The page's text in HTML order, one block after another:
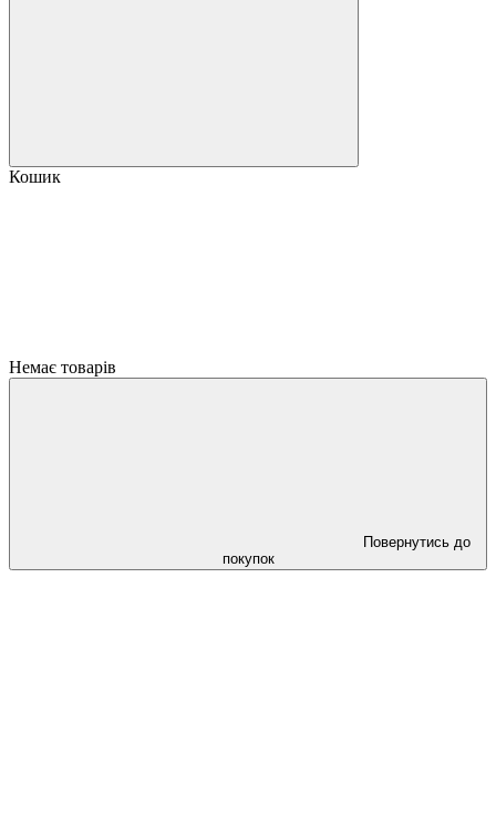
Кошик
Немає товарів
Повернутись до
покупок